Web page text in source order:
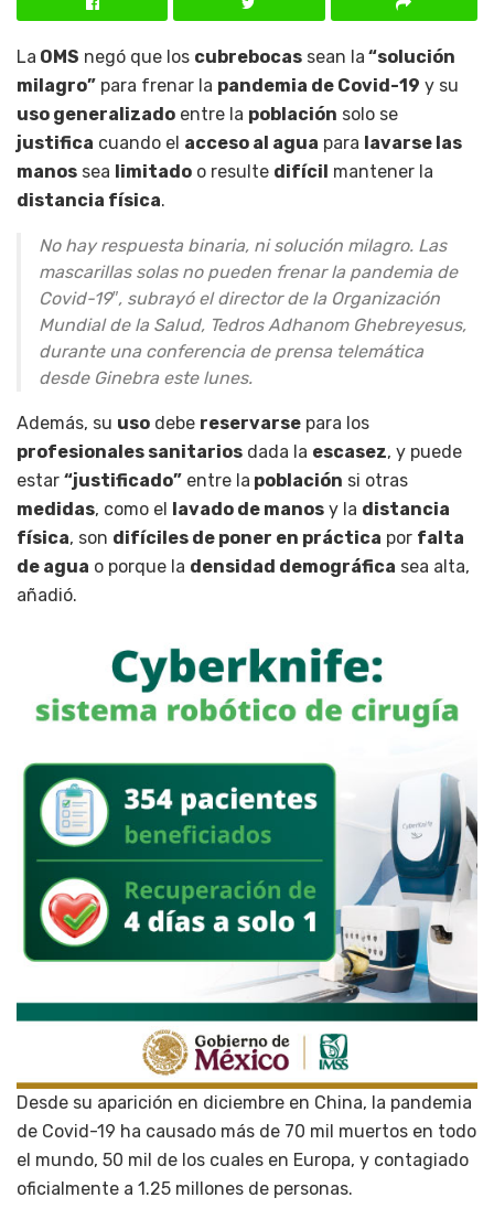
La OMS negó que los cubrebocas sean la “solución
milagro” para frenar la pandemia de Covid-19 y su
uso generalizado entre la población solo se
justifica cuando el acceso al agua para lavarse las
manos sea limitado o resulte difícil mantener la
distancia física.
No hay respuesta binaria, ni solución milagro. Las
mascarillas solas no pueden frenar la pandemia de
Covid-19″, subrayó el director de la Organización
Mundial de la Salud, Tedros Adhanom Ghebreyesus,
durante una conferencia de prensa telemática
desde Ginebra este lunes.
Además, su uso debe reservarse para los
profesionales sanitarios dada la escasez, y puede
estar “justificado” entre la población si otras
medidas, como el lavado de manos y la distancia
física, son difíciles de poner en práctica por falta
de agua o porque la densidad demográfica sea alta,
añadió.
Desde su aparición en diciembre en China, la pandemia
de Covid-19 ha causado más de 70 mil muertos en todo
el mundo, 50 mil de los cuales en Europa, y contagiado
oficialmente a 1.25 millones de personas.